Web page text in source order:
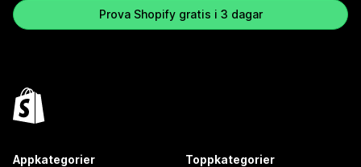
Prova Shopify gratis i 3 dagar
Appkategorier Toppkategorier